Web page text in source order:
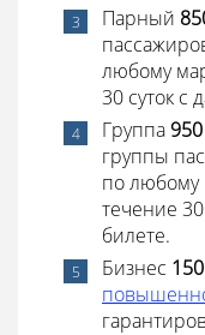
Парный
любому
30 суток с
Группа
группы
по любому
течение
билете.
Бизнес